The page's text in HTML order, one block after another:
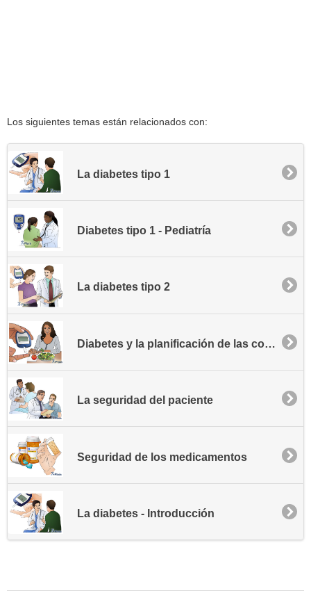
Los siguientes temas están relacionados con:
La diabetes tipo 1
Diabetes tipo 1 - Pediatría
La diabetes tipo 2
Diabetes y la planificación de las comidas
La seguridad del paciente
Seguridad de los medicamentos
La diabetes - Introducción